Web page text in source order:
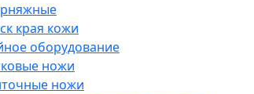
края кожи
оборудование
ножи
ножи